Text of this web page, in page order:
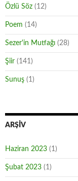
Özlü Söz (12)
Poem (14)
Sezer'in Mutfağı (28)
Şiir (141)
Sunuş (1)
ARŞIV
Haziran 2023 (1)
Şubat 2023 (1)